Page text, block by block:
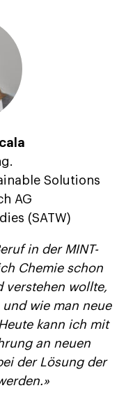
Solutions
AG
(SATW)
in der MINT-
Chemie schon
verstehen wollte,
wie man neue
kann ich mit
an neuen
der Lösung der